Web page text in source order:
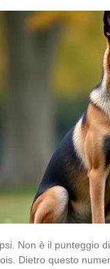
Non è il punteggio
Dietro questo